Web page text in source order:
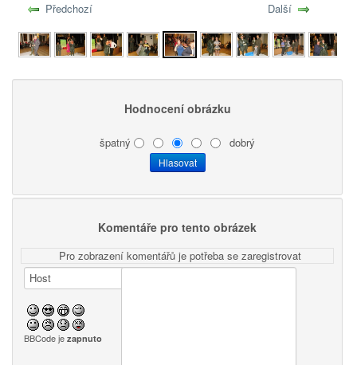
Předchozí Další
Hodnocení obrázku
špatný dobrý
Komentáře pro tento obrázek
Pro zobrazení komentářů je potřeba se zaregistrovat
BBCode je zapnuto